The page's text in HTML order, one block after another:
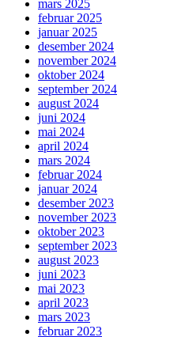
mars 2025
februar 2025
januar 2025
desember 2024
november 2024
oktober 2024
september 2024
august 2024
juni 2024
mai 2024
april 2024
mars 2024
februar 2024
januar 2024
desember 2023
november 2023
oktober 2023
september 2023
august 2023
juni 2023
mai 2023
april 2023
mars 2023
februar 2023